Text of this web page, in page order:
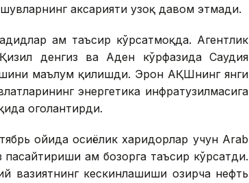
аксарияти узоқ давом этмади.
ҳам таъсир кўрсатмоқда. Агентлик
денгиз ва Аден кўрфазида Саудия
маълум қилишди. Эрон АҚШнинг янги
энергетика инфратузилмасига
огоҳлантирди.
ойида осиёлик харидорлар учун Arab
ҳам бозорга таъсир кўрсатди.
вазиятнинг кескинлашиши ҳозирча нефть